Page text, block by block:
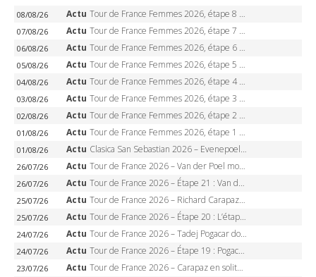
08/08/26 Actu Tour de France Femmes 2026, étape 8 – Demi Vollering gagne à Nice, reprend le jaune, Niewiadoma à 8 secondes
07/08/26 Actu Tour de France Femmes 2026, étape 7 – Kasia Niewiadoma gagne le Ventoux, maillot jaune, Reusser et Vollering piégées
06/08/26 Actu Tour de France Femmes 2026, étape 6 – Kim Le Court-Pienaar gagne à Tournon, Reusser en jaune
05/08/26 Actu Tour de France Femmes 2026, étape 5 – Demi Vollering gagne à Belleville, Reusser en jaune, Ferrand-Prévot coule
04/08/26 Actu Tour de France Femmes 2026, étape 4 – Marlen Reusser écrase le chrono, Ferrand-Prévot en crise
03/08/26 Actu Tour de France Femmes 2026, étape 3 – Sigrid Haugset en solitaire, 88 km d’échappée, maillot jaune
02/08/26 Actu Tour de France Femmes 2026, étape 2 – Lorena Wiebes doublé à Genève, Markus héroïque, 7e record
01/08/26 Actu Tour de France Femmes 2026, étape 1 – Lorena Wiebes intouchable à Lausanne, premier maillot jaune
01/08/26 Actu Clasica San Sebastian 2026 – Evenepoel recordman, 4e victoire, Carapaz battu au sprint
26/07/26 Actu Tour de France 2026 – Van der Poel monumental à Paris, Pogacar égale le record des cinq sacres
26/07/26 Actu Tour de France 2026 – Étape 21 : Van der Poel, Pogacar, qui succédera à Wout van Aert sur les Champs-Elysées ?
25/07/26 Actu Tour de France 2026 – Richard Carapaz roi des Alpes, doublé et maillot à pois, Seixas perd le podium
25/07/26 Actu Tour de France 2026 – Étape 20 : L’étape reine, Galibier, Sarenne, Alpe d’Huez, qui succédera à Pogacar ?
24/07/26 Actu Tour de France 2026 – Tadej Pogacar dompte l’Alpe d’Huez, 5e victoire, record de Pantani pulvérisé
24/07/26 Actu Tour de France 2026 – Étape 19 : Pogacar peut-il enfin dompter l’Alpe d’Huez ?
23/07/26 Actu Tour de France 2026 – Carapaz en solitaire à Orcières-Merlette, Paret-Peintre à un point du maillot à pois